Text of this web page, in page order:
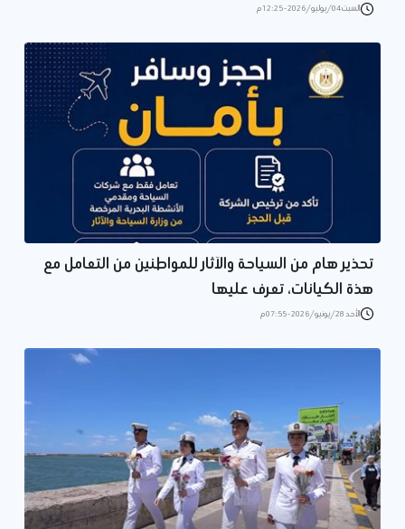
السبت 04/يوليو/2026 - 12:25 م
تحذير هام من السياحة والآثار للمواطنين من التعامل مع
هذة الكيانات، تعرف عليها
الأحد 28/يونيو/2026 - 07:55 م